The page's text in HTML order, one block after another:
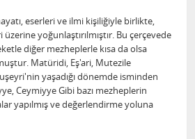
eserleri ve ilmi kişiliğiyle birlikte,
yoğunlaştırılmıştır. Bu çerçevede
diğer mezheplerle kısa da olsa
Matüridi, Eş'ari, Mutezile
yaşadığı dönemde isminden
Ceymiyye Gibi bazı mezheplerin
yapılmış ve değerlendirme yoluna